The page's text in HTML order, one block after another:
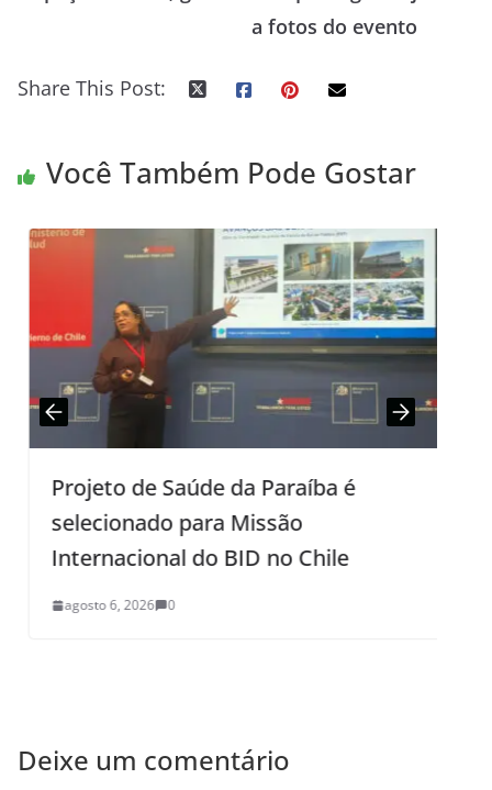
a fotos do evento
Share This Post:
Você Também Pode Gostar
Projeto de Saúde da Paraíba é
selecionado para Missão
Internacional do BID no Chile
agosto 6, 2026 0
Deixe um comentário